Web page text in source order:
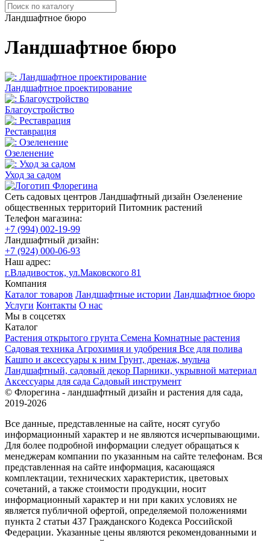
Ландшафтное бюро
Ландшафтное бюро
Ландшафтное проектирование
Благоустройство
Реставрация
Озеленение
Уход за садом
Сеть садовых центров Ландшафтный дизайн Озеленение
общественных территорий Питомник растений
Телефон магазина:
+7 (994) 002-19-99
Ландшафтный дизайн:
+7 (924) 000-06-93
Наш адрес:
г.Владивосток, ул.Маковского 81
Компания
Каталог товаров Ландшафтные истории Ландшафтное бюро
Услуги Контакты О нас
Мы в соцсетях
Каталог
Растения открытого грунта Семена Комнатные растения
Садовая техника Агрохимия и удобрения Все для полива
Кашпо и аксессуары к ним Грунт, дренаж, мульча
Ландшафтный, садовый декор Парники, укрывной материал
Аксессуары для сада Садовый инструмент
© Флорегина - ландшафтный дизайн и растения для сада,
2019-2026
Все данные, представленные на сайте, носят сугубо
информационный характер и не являются исчерпывающими.
Для более подробной информации следует обращаться к
менеджерам компании по указанным на сайте телефонам. Вся
представленная на сайте информация, касающаяся
комплектации, технических характеристик, цветовых
сочетаний, а также стоимости продукции, носит
информационный характер и ни при каких условиях не
является публичной офертой, определяемой положениями
пункта 2 статьи 437 Гражданского Кодекса Российской
Федерации. Указанные цены являются рекомендованными и